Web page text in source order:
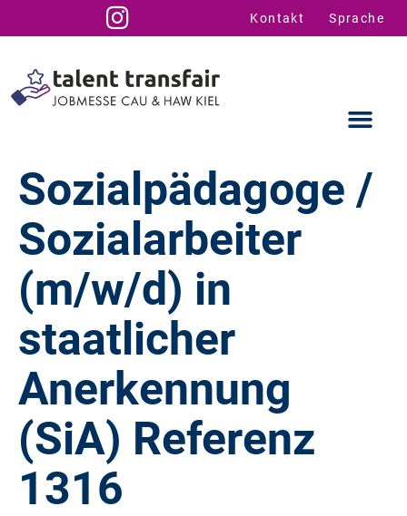
Kontakt Sprache
Sozialpädagoge /
Sozialarbeiter
(m/w/d) in
staatlicher
Anerkennung
(SiA) Referenz
1316